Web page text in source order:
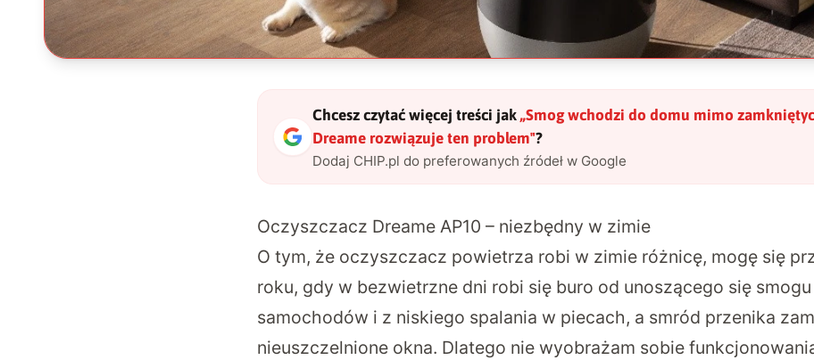
Chcesz czytać więcej treści jak „Smog wchodzi do domu mimo
Dreame rozwiązuje ten problem"?
Dodaj CHIP.pl do preferowanych źródeł w Google
Oczyszczacz Dreame AP10 – niezbędny w zimie
O tym, że oczyszczacz powietrza robi w zimie różnicę, mogę się
roku, gdy w bezwietrzne dni robi się buro od unoszącego się
samochodów i z niskiego spalania w piecach, a smród przenika
nieuszczelnione okna. Dlatego nie wyobrażam sobie